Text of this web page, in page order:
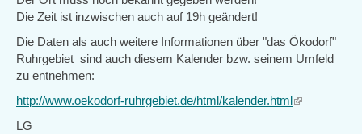
Die Zeit ist inzwischen auch auf 19h geändert!
Die Daten als auch weitere Informationen über "das Ökodorf"
Ruhrgebiet sind auch diesem Kalender bzw. seinem Umfeld
zu entnehmen:
http://www.oekodorf-ruhrgebiet.de/html/kalender.html(link
LG